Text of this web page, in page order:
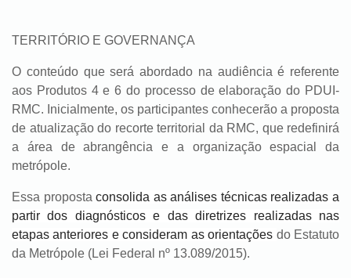
TERRITÓRIO E GOVERNANÇA
O conteúdo que será abordado na audiência é referente
aos Produtos 4 e 6 do processo de elaboração do PDUI-
RMC. Inicialmente, os participantes conhecerão a proposta
de atualização do recorte territorial da RMC, que redefinirá
a área de abrangência e a organização espacial da
metrópole.
Essa propostaconsolida as análises técnicas realizadas a
partir dos diagnósticos e das diretrizes realizadas nas
etapas anteriores e consideram as orientações do Estatuto
da Metrópole (Lei Federal nº 13.089/2015).